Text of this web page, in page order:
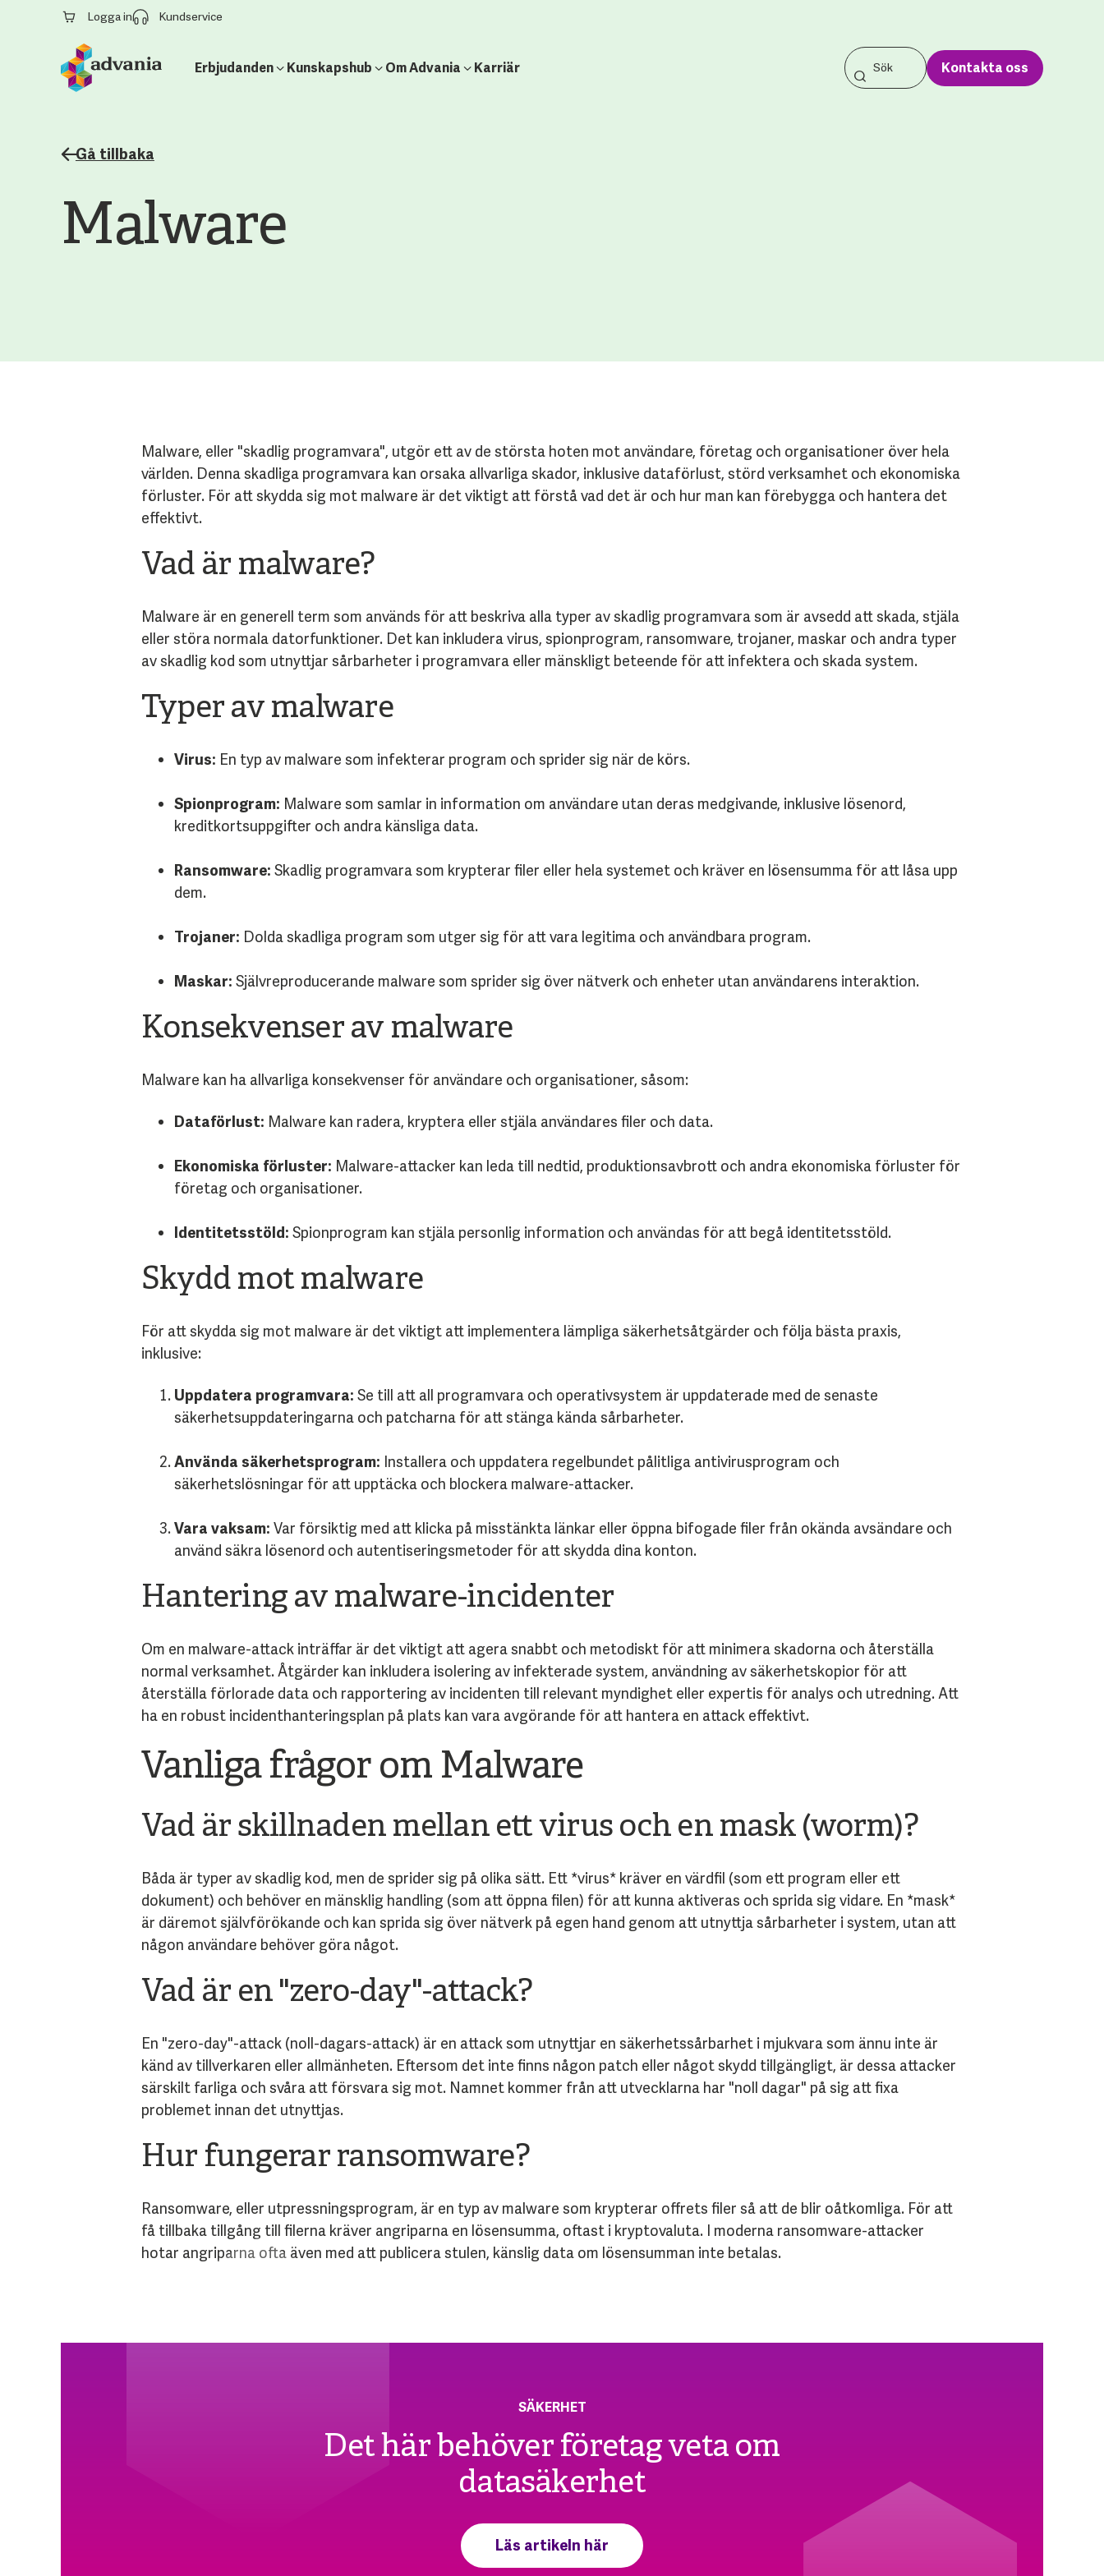
Logga in Kundservice
Erbjudanden Kunskapshub Om Advania Karriär Kontakta oss
Gå tillbaka
Malware
Malware, eller "skadlig programvara", utgör ett av de största hoten mot användare, företag och organisationer över hela
världen. Denna skadliga programvara kan orsaka allvarliga skador, inklusive dataförlust, störd verksamhet och ekonomiska
förluster. För att skydda sig mot malware är det viktigt att förstå vad det är och hur man kan förebygga och hantera det
effektivt.
Vad är malware?
Malware är en generell term som används för att beskriva alla typer av skadlig programvara som är avsedd att skada, stjäla
eller störa normala datorfunktioner. Det kan inkludera virus, spionprogram, ransomware, trojaner, maskar och andra typer
av skadlig kod som utnyttjar sårbarheter i programvara eller mänskligt beteende för att infektera och skada system.
Typer av malware
Virus: En typ av malware som infekterar program och sprider sig när de körs.
Spionprogram: Malware som samlar in information om användare utan deras medgivande, inklusive lösenord,
kreditkortsuppgifter och andra känsliga data.
Ransomware: Skadlig programvara som krypterar filer eller hela systemet och kräver en lösensumma för att låsa upp
dem.
Trojaner: Dolda skadliga program som utger sig för att vara legitima och användbara program.
Maskar: Självreproducerande malware som sprider sig över nätverk och enheter utan användarens interaktion.
Konsekvenser av malware
Malware kan ha allvarliga konsekvenser för användare och organisationer, såsom:
Dataförlust: Malware kan radera, kryptera eller stjäla användares filer och data.
Ekonomiska förluster: Malware-attacker kan leda till nedtid, produktionsavbrott och andra ekonomiska förluster för
företag och organisationer.
Identitetsstöld: Spionprogram kan stjäla personlig information och användas för att begå identitetsstöld.
Skydd mot malware
För att skydda sig mot malware är det viktigt att implementera lämpliga säkerhetsåtgärder och följa bästa praxis,
inklusive:
Uppdatera programvara: Se till att all programvara och operativsystem är uppdaterade med de senaste
säkerhetsuppdateringarna och patcharna för att stänga kända sårbarheter.
Använda säkerhetsprogram: Installera och uppdatera regelbundet pålitliga antivirusprogram och
säkerhetslösningar för att upptäcka och blockera malware-attacker.
Vara vaksam: Var försiktig med att klicka på misstänkta länkar eller öppna bifogade filer från okända avsändare och
använd säkra lösenord och autentiseringsmetoder för att skydda dina konton.
Hantering av malware-incidenter
Om en malware-attack inträffar är det viktigt att agera snabbt och metodiskt för att minimera skadorna och återställa
normal verksamhet. Åtgärder kan inkludera isolering av infekterade system, användning av säkerhetskopior för att
återställa förlorade data och rapportering av incidenten till relevant myndighet eller expertis för analys och utredning. Att
ha en robust incidenthanteringsplan på plats kan vara avgörande för att hantera en attack effektivt.
Vanliga frågor om Malware
Vad är skillnaden mellan ett virus och en mask (worm)?
Båda är typer av skadlig kod, men de sprider sig på olika sätt. Ett *virus* kräver en värdfil (som ett program eller ett
dokument) och behöver en mänsklig handling (som att öppna filen) för att kunna aktiveras och sprida sig vidare. En *mask*
är däremot självförökande och kan sprida sig över nätverk på egen hand genom att utnyttja sårbarheter i system, utan att
någon användare behöver göra något.
Vad är en "zero-day"-attack?
En "zero-day"-attack (noll-dagars-attack) är en attack som utnyttjar en säkerhetssårbarhet i mjukvara som ännu inte är
känd av tillverkaren eller allmänheten. Eftersom det inte finns någon patch eller något skydd tillgängligt, är dessa attacker
särskilt farliga och svåra att försvara sig mot. Namnet kommer från att utvecklarna har "noll dagar" på sig att fixa
problemet innan det utnyttjas.
Hur fungerar ransomware?
Ransomware, eller utpressningsprogram, är en typ av malware som krypterar offrets filer så att de blir oåtkomliga. För att
få tillbaka tillgång till filerna kräver angriparna en lösensumma, oftast i kryptovaluta. I moderna ransomware-attacker
hotar angriparna ofta även med att publicera stulen, känslig data om lösensumman inte betalas.
SÄKERHET
Det här behöver företag veta om
datasäkerhet
Läs artikeln här